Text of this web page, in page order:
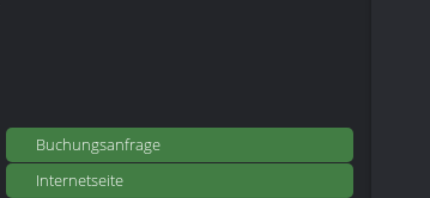
Buchungsanfrage
Internetseite